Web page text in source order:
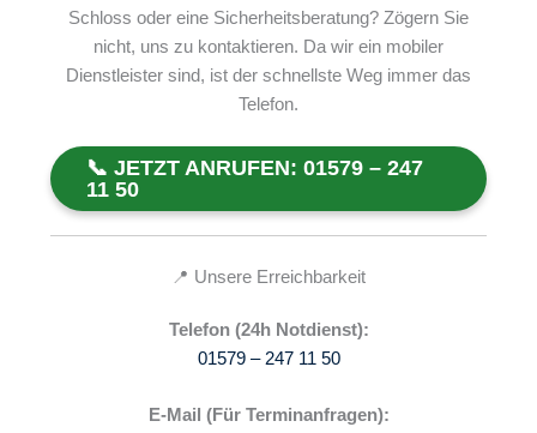
Schloss oder eine Sicherheitsberatung? Zögern Sie
nicht, uns zu kontaktieren. Da wir ein mobiler
Dienstleister sind, ist der schnellste Weg immer das
Telefon.
📞 JETZT ANRUFEN: 01579 – 247
11 50
📍 Unsere Erreichbarkeit
Telefon (24h Notdienst):
01579 – 247 11 50
E-Mail (Für Terminanfragen):